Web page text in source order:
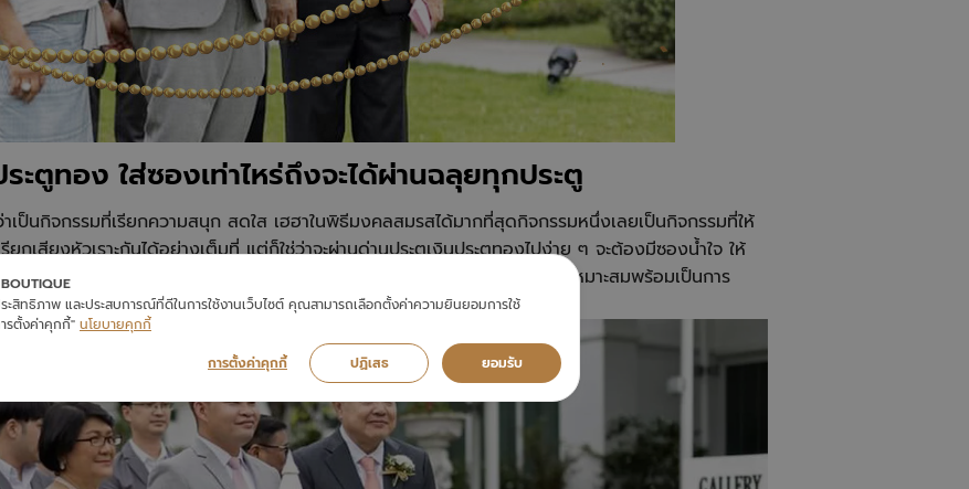
ะตูทอง ใส่ซองเท่าไหร่ถึงจะได้ผ่านฉลุยทุกประตู
เป็นกิจกรรมที่เรียกความสนุก สดใส เฮฮาในพิธีมงคลสมรสได้มากที่สุดกิจกรรมหนึ่งเลยเป็นกิจกรรมที่ให้
รียกเสียงหัวเราะกันได้อย่างเต็มที่ แต่ก็ใช่ว่าจะผ่านด่านประตูเงินประตูทองไปง่าย ๆ จะต้องมีซองน้ำใจ ให้
ล่าเจ้าบ่าวที่ยังไม่เข้าใจ และไม่รู้จะต้องใส่ซองอย่างไรให้ดูดี ไม่น่าเกลียด และเหมาะสมพร้อมเป็นการ
พื่อนเจ้าสาวอีกด้วย มาทำความเข้าใจประเพณีและธรรมเนียมปฏิบัติติกัน
ะสิทธิภาพ และประสบการณ์ที่ดีในการใช้งานเว็บไซต์ คุณสามารถเลือกตั้งค่าความยินยอมการใช้
รตั้งค่าคุกกี้" นโยบายคุกกี้
ปฏิเสธ
ยอมรับ
การตั้งค่าคุกกี้